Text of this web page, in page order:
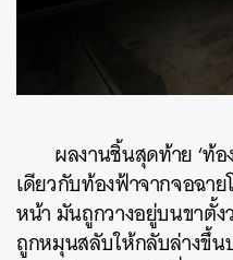
ผลงานชิ้นสุดท้าย ‘ท้
เดียวกับท้องฟ้าจากจอฉา
หน้า มันถูกวางอยู่บนขาตั้
ถูกหมุนสลับให้กลับล่างขึ้